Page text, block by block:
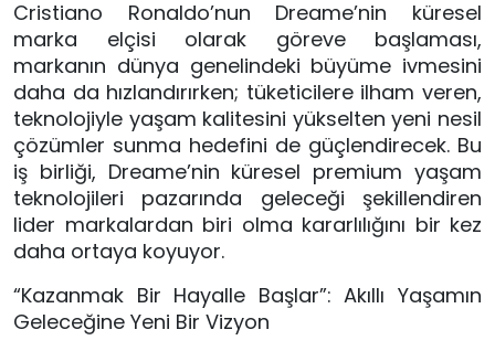
Cristiano Ronaldo’nun Dreame’nin küresel
marka elçisi olarak göreve başlaması,
markanın dünya genelindeki büyüme ivmesini
daha da hızlandırırken; tüketicilere ilham veren,
teknolojiyle yaşam kalitesini yükselten yeni nesil
çözümler sunma hedefini de güçlendirecek. Bu
iş birliği, Dreame’nin küresel premium yaşam
teknolojileri pazarında geleceği şekillendiren
lider markalardan biri olma kararlılığını bir kez
daha ortaya koyuyor.
“Kazanmak Bir Hayalle Başlar”: Akıllı Yaşamın
Geleceğine Yeni Bir Vizyon